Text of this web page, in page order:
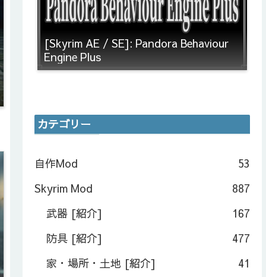
[Skyrim AE / SE]: Pandora Behaviour
Engine Plus
カテゴリー
自作Mod
53
Skyrim Mod
887
武器 [紹介]
167
防具 [紹介]
477
家・場所・土地 [紹介]
41